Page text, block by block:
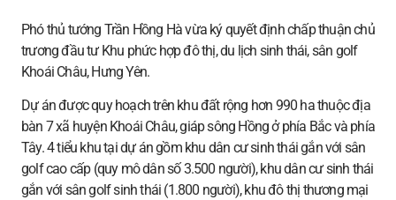
Phó thủ tướng Trần Hồng Hà vừa ký quyết định chấp thuận chủ
trương đầu tư Khu phức hợp đô thị, du lịch sinh thái, sân golf
Khoái Châu, Hưng Yên.
Dự án được quy hoạch trên khu đất rộng hơn 990 ha thuộc địa
bàn 7 xã huyện Khoái Châu, giáp sông Hồng ở phía Bắc và phía
Tây. 4 tiểu khu tại dự án gồm khu dân cư sinh thái gắn với sân
golf cao cấp (quy mô dân số 3.500 người), khu dân cư sinh thái
gắn với sân golf sinh thái (1.800 người), khu đô thị thương mại